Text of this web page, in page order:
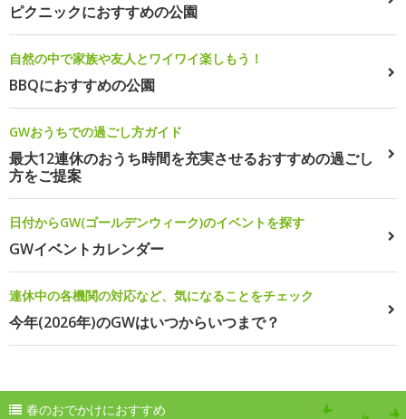
ピクニックにおすすめの公園
自然の中で家族や友人とワイワイ楽しもう！
BBQにおすすめの公園
GWおうちでの過ごし方ガイド
最大12連休のおうち時間を充実させるおすすめの過ごし
方をご提案
日付からGW(ゴールデンウィーク)のイベントを探す
GWイベントカレンダー
連休中の各機関の対応など、気になることをチェック
今年(2026年)のGWはいつからいつまで？
春のおでかけにおすすめ